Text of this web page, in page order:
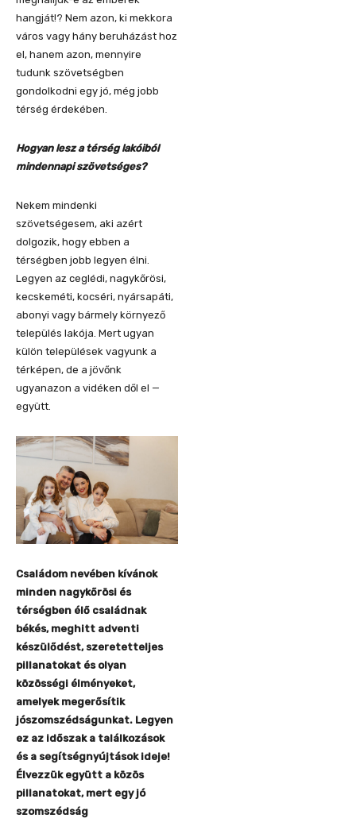
hangját!? Nem azon, ki mekkora
város vagy hány beruházást hoz
el, hanem azon, mennyire
tudunk szövetségben
gondolkodni egy jó, még jobb
térség érdekében.
Hogyan lesz a térség lakóiból
mindennapi szövetséges?
Nekem mindenki
szövetségesem, aki azért
dolgozik, hogy ebben a
térségben jobb legyen élni.
Legyen az ceglédi, nagykőrösi,
kecskeméti, kocséri, nyársapáti,
abonyi vagy bármely környező
település lakója. Mert ugyan
külön települések vagyunk a
térképen, de a jövőnk
ugyanazon a vidéken dől el —
együtt.
Családom nevében kívánok
minden nagykőrösi és
térségben élő családnak
békés, meghitt adventi
készülődést, szeretetteljes
pillanatokat és olyan
közösségi élményeket,
amelyek megerősítik
jószomszédságunkat. Legyen
ez az időszak a találkozások
és a segítségnyújtások ideje!
Élvezzük együtt a közös
pillanatokat, mert egy jó
szomszédság